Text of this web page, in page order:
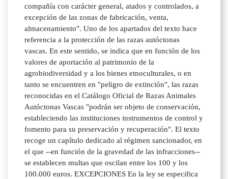
compañía con carácter general, atados y controlados, a
excepción de las zonas de fabricación, venta,
almacenamiento". Uno de los apartados del texto hace
referencia a la protección de las razas autóctonas
vascas. En este sentido, se indica que en función de los
valores de aportación al patrimonio de la
agrobiodiversidad y a los bienes etnoculturales, o en
tanto se encuentren en "peligro de extinción", las razas
reconocidas en el Catálogo Oficial de Razas Animales
Autóctonas Vascas "podrán ser objeto de conservación,
estableciendo las instituciones instrumentos de control y
fomento para su preservación y recuperación". El texto
recoge un capítulo dedicado al régimen sancionador, en
el que --en función de la gravedad de las infracciones--
se establecen multas que oscilan entre los 100 y los
100.000 euros. EXCEPCIONES En la ley se especifica